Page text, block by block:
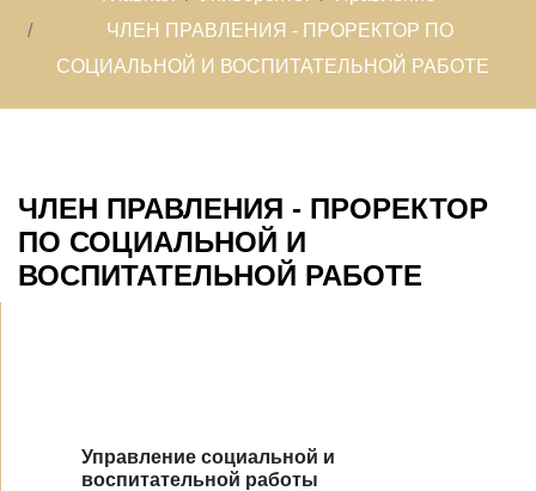
ЧЛЕН ПРАВЛЕНИЯ - ПРОРЕКТОР ПО
СОЦИАЛЬНОЙ И ВОСПИТАТЕЛЬНОЙ РАБОТЕ
ЧЛЕН ПРАВЛЕНИЯ - ПРОРЕКТОР
ПО СОЦИАЛЬНОЙ И
ВОСПИТАТЕЛЬНОЙ РАБОТЕ
Управление социальной и
воспитательной работы